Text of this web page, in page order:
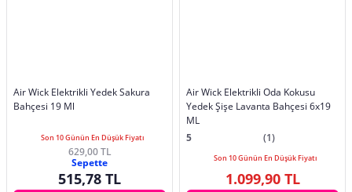
Air Wick Elektrikli Yedek Sakura
Bahçesi 19 Ml
Son 10 Günün En Düşük Fiyatı
629,00 TL
Sepette
515,78 TL
Air Wick Elektrikli Oda Kokusu
Yedek Şişe Lavanta Bahçesi 6x19
ML
5
(1)
Son 10 Günün En Düşük Fiyatı
1.099,90 TL